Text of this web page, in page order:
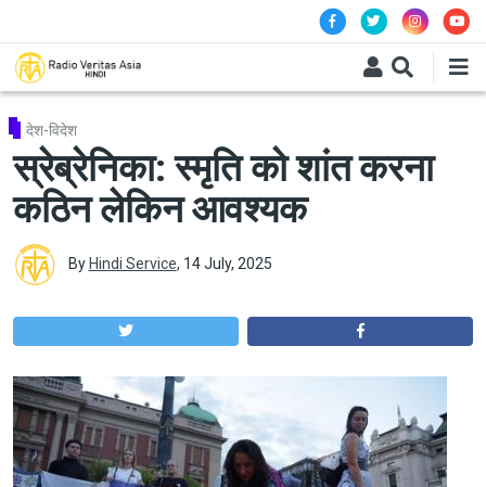
देश-विदेश
स्रेब्रेनिका: स्मृति को शांत करना
कठिन लेकिन आवश्यक
By Hindi Service, 14 July, 2025